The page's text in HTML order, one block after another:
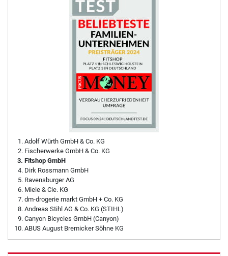
Adolf Würth GmbH & Co. KG
Fischerwerke GmbH & Co. KG
Fitshop GmbH
Dirk Rossmann GmbH
Ravensburger AG
Miele & Cie. KG
dm-drogerie markt GmbH + Co. KG
Andreas Stihl AG & Co. KG (STIHL)
Canyon Bicycles GmbH (Canyon)
ABUS August Bremicker Söhne KG